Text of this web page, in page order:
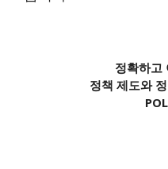
정확하고
정책 제도와